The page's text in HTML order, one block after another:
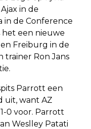
in de
in de Conference
het een nieuwe
Freiburg in de
trainer Ron Jans
Parrott een
uit, want AZ
0 voor. Parrott
Weslley Patati